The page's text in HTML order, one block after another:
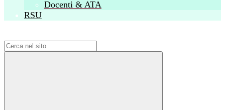
Docenti & ATA
RSU